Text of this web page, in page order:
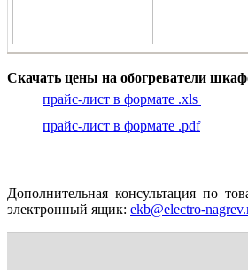
Скачать цены на обогреватели
прайс-лист в формате .xls
прайс-лист в формате .pdf
Дополнительная консультация по
электронный ящик: ekb@electro-